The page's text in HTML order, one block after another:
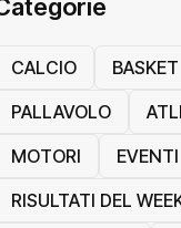
CALCIO BASKET
PALLAVOLO
MOTORI
EVENTI
RISULTATI DEL